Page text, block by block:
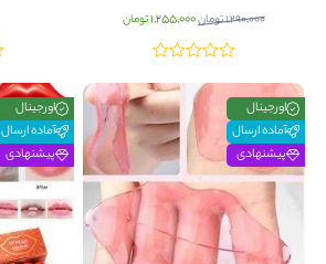
1,290,000تومانقیمت
اصلی:
بود.
1,255,000تومان
اورجینال
آماده ارسال
پیشنهادی
اورجینال
آماده ارسال
پیشنهادی